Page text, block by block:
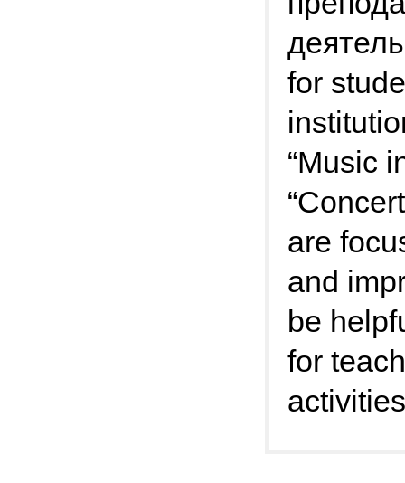
for
“Music
are
and
be
for